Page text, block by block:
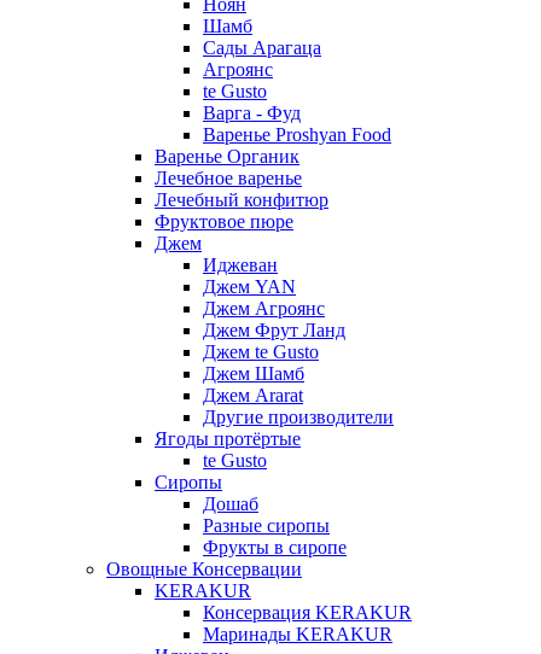
Ноян
Шамб
Сады Арагаца
Агроянс
te Gusto
Варга - Фуд
Варенье Proshyan Food
Варенье Органик
Лечебное варенье
Лечебный конфитюр
Фруктовое пюре
Джем
Иджеван
Джем YAN
Джем Агроянс
Джем Фрут Ланд
Джем te Gusto
Джем Шамб
Джем Ararat
Другие производители
Ягоды протёртые
te Gusto
Сиропы
Дошаб
Разные сиропы
Фрукты в сиропе
Овощные Консервации
KERAKUR
Консервация KERAKUR
Маринады KERAKUR